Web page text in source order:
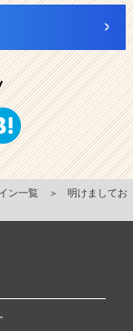
ン一覧 ＞
明けましてお